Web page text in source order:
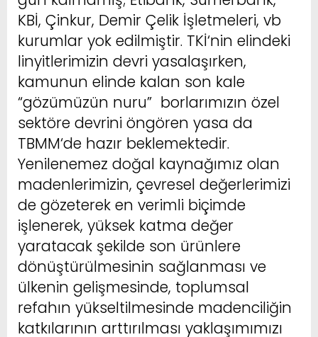
KBİ, Çinkur, Demir Çelik İşletmeleri, vb
kurumlar yok edilmiştir. TKİ‘nin elindeki
linyitlerimizin devri yasalaşırken,
kamunun elinde kalan son kale
“gözümüzün nuru” borlarımızın özel
sektöre devrini öngören yasa da
TBMM‘de hazır beklemektedir.
Yenilenemez doğal kaynağımız olan
madenlerimizin, çevresel değerlerimizi
de gözeterek en verimli biçimde
işlenerek, yüksek katma değer
yaratacak şekilde son ürünlere
dönüştürülmesinin sağlanması ve
ülkenin gelişmesinde, toplumsal
refahın yükseltilmesinde madenciliğin
katkılarının arttırılması yaklaşımımızı